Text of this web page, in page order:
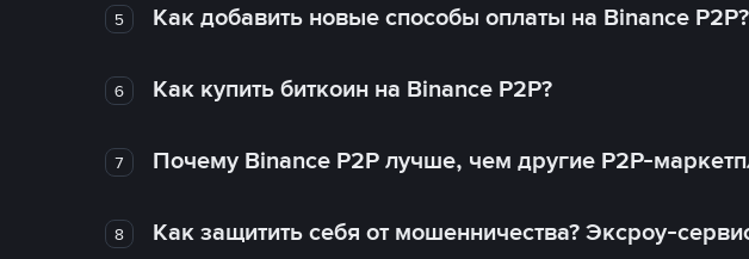
5 Как добавить новые способы оплаты на Binance P2P?
6 Как купить биткоин на Binance P2P?
7 Почему Binance P2P лучше, чем другие P2P-
8 Как защитить себя от мошенничества? Эксроу-